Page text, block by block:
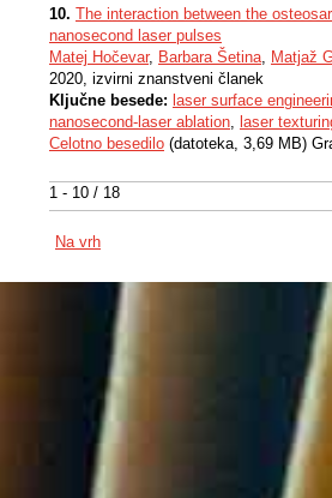
1 - 10 / 18
10. The interaction between the
nanosecond laser pulses
Matej Hočevar, Barbara Šetina, Matjaž
2020, izvirni znanstveni članek
Ključne besede: laser surface
nanosecond-laser ablation, laser
Celotno besedilo (datoteka, 3,69 MB)
Na vrh